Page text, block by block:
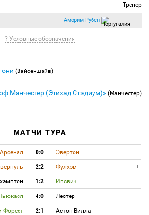
Тренер
Аморим Рубен
? Условные обозначения
(Вайсеншэйв)
Манчестер (Этихад Стэдиум)» (Манчестер)
МАТЧИ ТУРА
Арсенал 0:0 Эвертон
2:2 Фулхэм T
1:2 Ипсвич
4:0 Лестер
Форест 2:1 Астон Вилла